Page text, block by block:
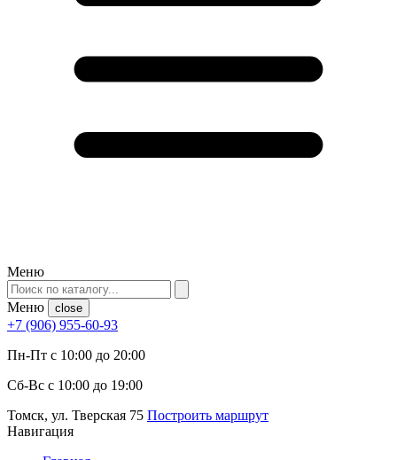
Меню
Меню close
+7 (906) 955-60-93
Пн-Пт с 10:00 до 20:00
Сб-Вс с 10:00 до 19:00
Томск, ул. Тверская 75 Построить маршрут
Навигация